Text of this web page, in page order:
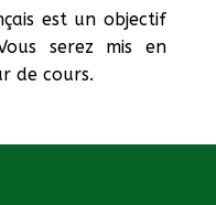
est un objectif
serez mis en
de cours.